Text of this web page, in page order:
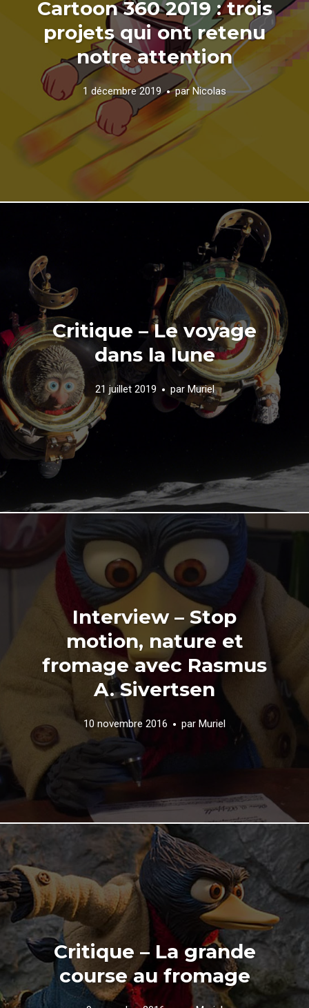
Cartoon 360 2019 : trois
projets qui ont retenu
notre attention
1 décembre 2019 par Nicolas
Critique – Le voyage
dans la lune
21 juillet 2019 par Muriel
Interview – Stop
motion, nature et
fromage avec Rasmus
A. Sivertsen
10 novembre 2016 par Muriel
Critique – La grande
course au fromage